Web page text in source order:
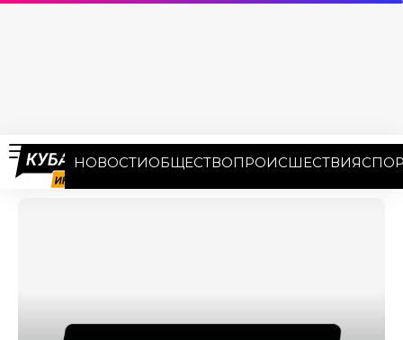
НОВОСТИОБЩЕСТВОПРОИСШЕСТВИЯ